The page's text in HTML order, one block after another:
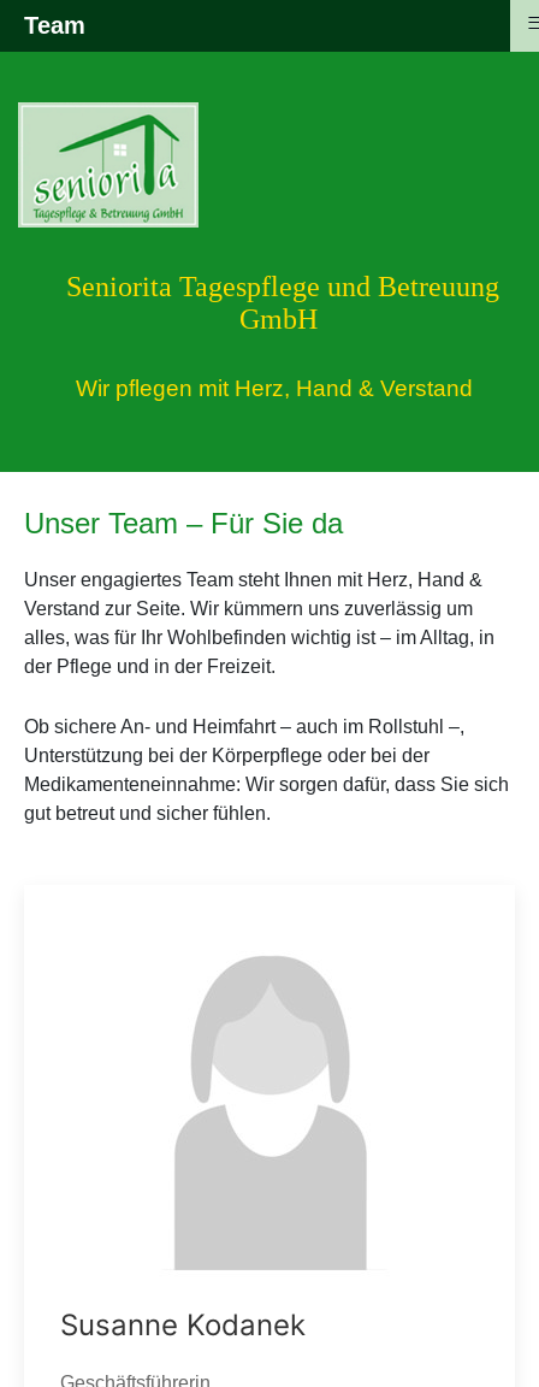
Seniorita Tagespflege und Betreuung
GmbH
Wir pflegen mit Herz, Hand & Verstand
Unser Team – Für Sie da
Unser engagiertes Team steht Ihnen mit Herz, Hand &
Verstand zur Seite. Wir kümmern uns zuverlässig um
alles, was für Ihr Wohlbefinden wichtig ist – im Alltag, in
der Pflege und in der Freizeit.
Ob sichere An- und Heimfahrt – auch im Rollstuhl –,
Unterstützung bei der Körperpflege oder bei der
Medikamenteneinnahme: Wir sorgen dafür, dass Sie sich
gut betreut und sicher fühlen.
Susanne Kodanek
Team